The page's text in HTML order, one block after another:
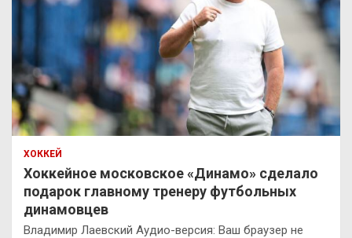
ХОККЕЙ
Хоккейное московское «Динамо» сделало
подарок главному тренеру футбольных
динамовцев
Владимир Лаевский Аудио-версия: Ваш браузер не